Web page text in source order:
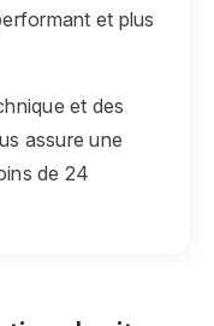
et plus
et des
assure une
de 24